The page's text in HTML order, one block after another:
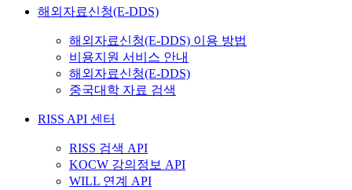
해외자료신청(E-DDS)
해외자료신청(E-DDS) 이용 방법
비용지원 서비스 안내
해외자료신청(E-DDS)
중국대학 자료 검색
RISS API 센터
RISS 검색 API
KOCW 강의정보 API
WILL 연계 API